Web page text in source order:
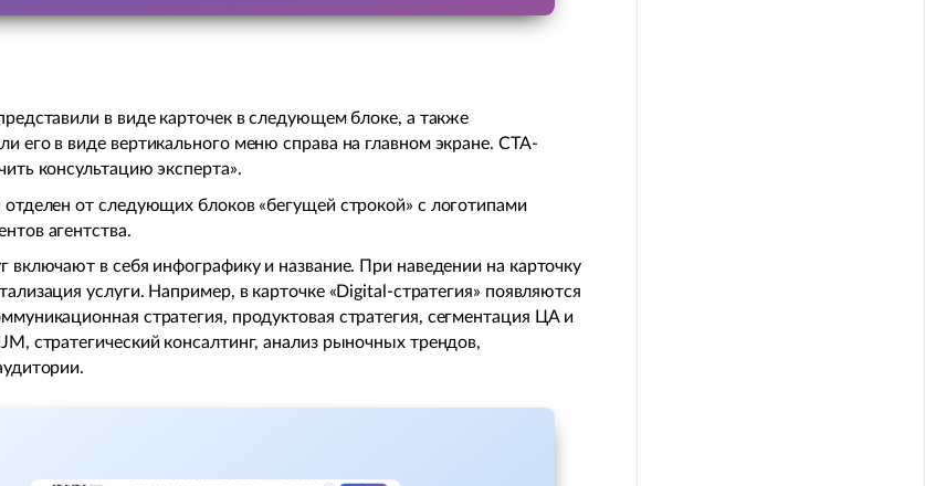
в виде карточек в следующем блоке, а также
его в виде вертикального меню справа на главном экране. CTA-
консультацию эксперта».
отделен от следующих блоков «бегущей строкой» с логотипами
агентства.
включают в себя инфографику и название. При наведении на карточку
услуги. Например, в карточке «Digital-стратегия» появляются
стратегия, продуктовая стратегия, сегментация ЦА и
стратегический консалтинг, анализ рыночных трендов,